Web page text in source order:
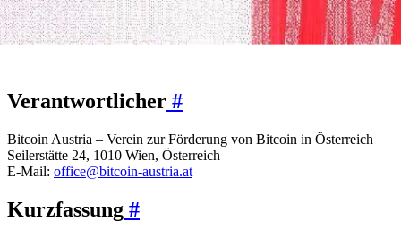
Verantwortlicher #
Bitcoin Austria – Verein zur Förderung von Bitcoin in Österreich
Seilerstätte 24, 1010 Wien, Österreich
E-Mail: office@bitcoin-austria.at
Kurzfassung #